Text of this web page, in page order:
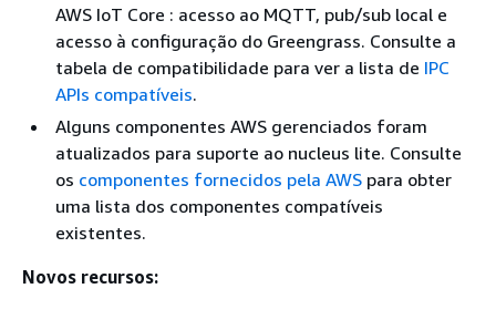
AWS IoT Core : acesso ao MQTT, pub/sub local e
acesso à configuração do Greengrass. Consulte a
tabela de compatibilidade para ver a lista de IPC
APIs compatíveis.
Alguns componentes AWS gerenciados foram
atualizados para suporte ao nucleus lite. Consulte
os componentes fornecidos pela AWS para obter
uma lista dos componentes compatíveis
existentes.
Novos recursos: